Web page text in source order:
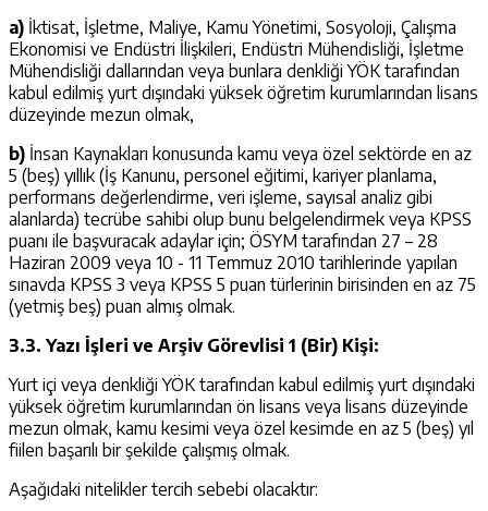
a) İktisat, İşletme, Maliye, Kamu Yönetimi, Sosyoloji, Çalışma
Ekonomisi ve Endüstri İlişkileri, Endüstri Mühendisliği, İşletme
Mühendisliği dallarından veya bunlara denkliği YÖK tarafından
kabul edilmiş yurt dışındaki yüksek öğretim kurumlarından lisans
düzeyinde mezun olmak,
b) İnsan Kaynakları konusunda kamu veya özel sektörde en az
5 (beş) yıllık (İş Kanunu, personel eğitimi, kariyer planlama,
performans değerlendirme, veri işleme, sayısal analiz gibi
alanlarda) tecrübe sahibi olup bunu belgelendirmek veya KPSS
puanı ile başvuracak adaylar için; ÖSYM tarafından 27 – 28
Haziran 2009 veya 10 - 11 Temmuz 2010 tarihlerinde yapılan
sınavda KPSS 3 veya KPSS 5 puan türlerinin birisinden en az 75
(yetmiş beş) puan almış olmak.
3.3. Yazı İşleri ve Arşiv Görevlisi 1 (Bir) Kişi:
Yurt içi veya denkliği YÖK tarafından kabul edilmiş yurt dışındaki
yüksek öğretim kurumlarından ön lisans veya lisans düzeyinde
mezun olmak, kamu kesimi veya özel kesimde en az 5 (beş) yıl
fiilen başarılı bir şekilde çalışmış olmak.
Aşağıdaki nitelikler tercih sebebi olacaktır: